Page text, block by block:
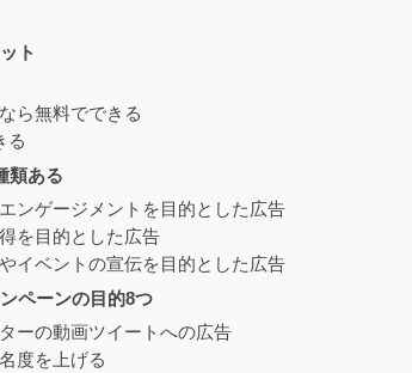
ト
ら無料でできる
る
類ある
ンゲージメントを目的とした広告
を目的とした広告
イベントの宣伝を目的とした広告
ペーンの目的8つ
ーの動画ツイートへの広告
度を上げる